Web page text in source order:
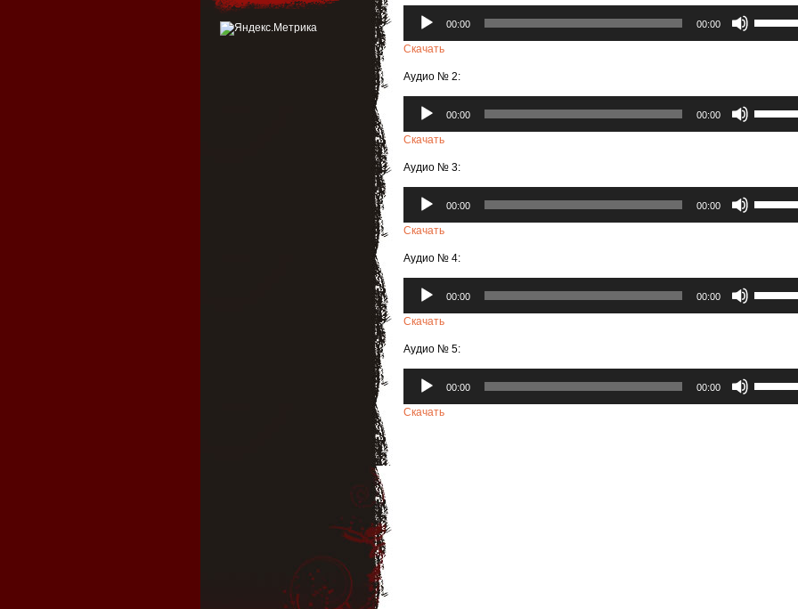
Аудиоплеер
00:00 00:00
клавиши
или
Скачать
Аудио № 2:
Аудиоплеер
00:00 00:00
клавиши
или
Скачать
Аудио № 3:
Аудиоплеер
00:00 00:00
клавиши
или
Скачать
Аудио № 4:
Аудиоплеер
00:00 00:00
клавиши
или
Скачать
Аудио № 5:
Аудиоплеер
00:00 00:00
клавиши
Скачать